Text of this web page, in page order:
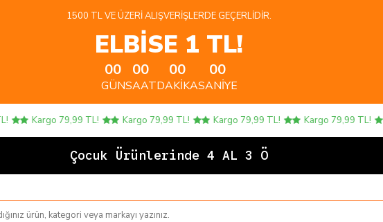
1500 TL VE ÜZERI ALIŞVERIŞLERDE GEÇERLIDIR.
ELBİSE 1 TL!
00
GÜN
00
SAAT
00
DAKIKA
00
SANIYE
Kargo 79,99 TL! Kargo 79,99 TL! Kargo 79,99 TL! Kargo 79,99 TL!
Çocuk Ürünlerinde 4 AL 3 ÖDE!